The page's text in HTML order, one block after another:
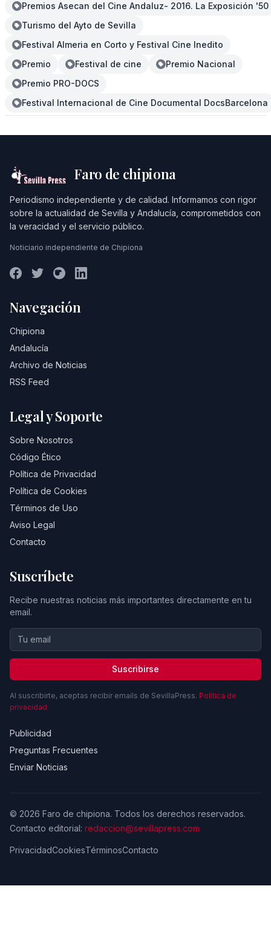
Premios Asecan del Cine Andaluz- 2016. La Exposición '50
Turismo del Ayto de Sevilla
Festival Almeria en Corto y Festival Cine Inedito
Premio
Festival de cine
Premio Nacional
Premio PRO-DOCS
Festival Internacional de Cine Documental DocsBarcelona
Faro de chipiona
Periodismo independiente y de calidad. Informamos con rigor
sobre la actualidad de Sevilla y Andalucía, comprometidos con
la veracidad y el servicio público.
Noticiario independiente de Chipiona
Navegación
Chipiona
Andalucía
Archivo de Noticias
RSS Feed
Legal y Soporte
Sobre Nosotros
Código Ético
Política de Privacidad
Política de Cookies
Términos de Uso
Aviso Legal
Contacto
Suscríbete
Recibe nuestras noticias más importantes directamente en tu
email.
Suscribirse
Al suscribirte, aceptas recibir emails de SevillaPress. Política de
privacidad
Publicidad
Preguntas Frecuentes
Enviar Noticias
© 2026 Faro de chipiona. Todos los derechos reservados.
Contacto editorial: redaccion@sevillapress.com
PrivacidadCookiesTérminosContacto